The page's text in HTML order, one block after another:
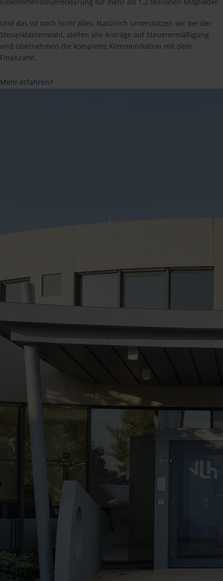
Und das ist noch nicht alles. Natürlich unterstützen wir bei der
Steuerklassenwahl, stellen alle Anträge auf Steuerermäßigung
und übernehmen die komplette Kommunikation mit dem
Finanzamt.
Mehr erfahren